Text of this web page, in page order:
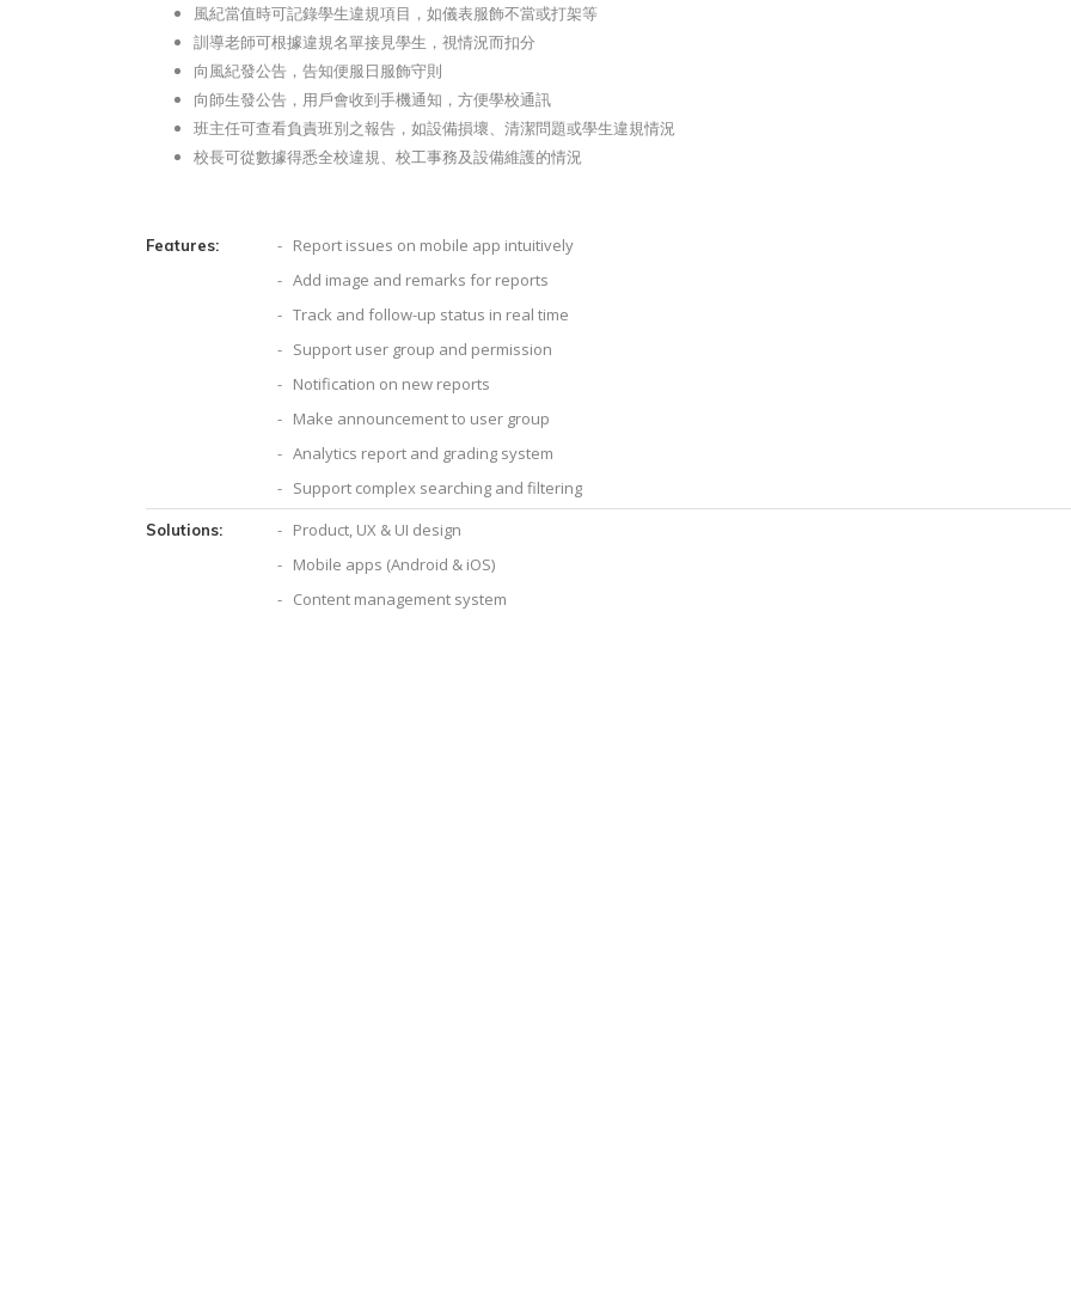
風紀當值時可記錄學生違規項目，如儀表服飾不當或打架等
訓導老師可根據違規名單接見學生，視情況而扣分
向風紀發公告，告知便服日服飾守則
向師生發公告，用戶會收到手機通知，方便學校通訊
班主任可查看負責班別之報告，如設備損壞、清潔問題或學生違規情況
校長可從數據得悉全校違規、校工事務及設備維護的情況
Features:
- Report issues on mobile app intuitively
- Add image and remarks for reports
- Track and follow-up status in real time
- Support user group and permission
- Notification on new reports
- Make announcement to user group
- Analytics report and grading system
- Support complex searching and filtering
Solutions:
- Product, UX & UI design
- Mobile apps (Android & iOS)
- Content management system